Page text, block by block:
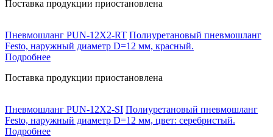
Поставка продукции приостановлена
Пневмошланг PUN-12X2-RT Полиуретановый пневмошланг
Festo, наружный диаметр D=12 мм, красный.
Подробнее
Поставка продукции приостановлена
Пневмошланг PUN-12X2-SI Полиуретановый пневмошланг
Festo, наружный диаметр D=12 мм, цвет: серебристый.
Подробнее